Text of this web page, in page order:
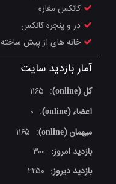
کانکس مغازه
در و پنجره کانکس
خانه های از پیش ساخته
آمار بازدید سایت
کل (online) :
۱۱۶۵
اعضاء (online)
:
۰
میهمان (online)
:
۱۱۶۵
بازدید امروز: ۳۰۰
بازدید دیروز: ۲۲۵۰